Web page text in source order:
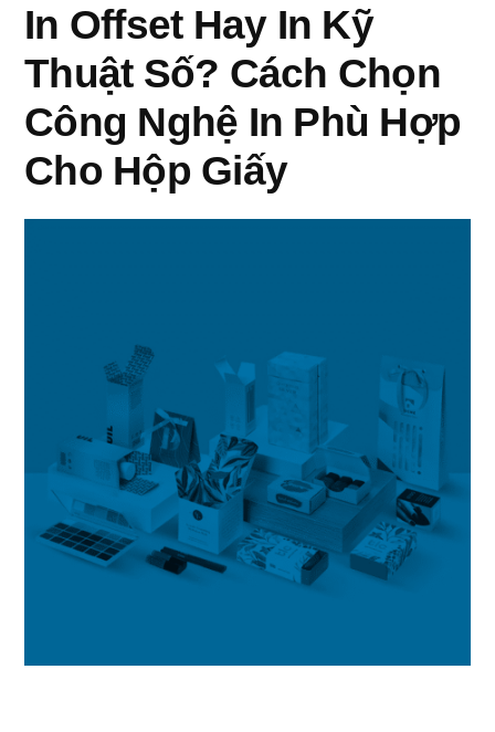
–
Chạm
Đúng
Cảm
Xúc
In Offset Hay In Kỹ
Thuật Số? Cách Chọn
Công Nghệ In Phù Hợp
Cho Hộp Giấy